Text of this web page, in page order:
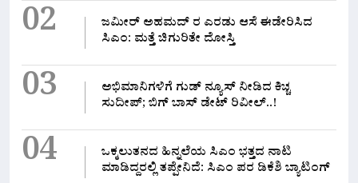
02
ಜಮೀರ್ ಅಹಮದ್ ರ ಎರಡು ಆಸೆ ಈಡೇರಿಸಿದ
ಸಿಎಂ: ಮತ್ತೆ ಚಿಗುರಿತೇ ದೋಸ್ತಿ
03
ಅಭಿಮಾನಿಗಳಿಗೆ ಗುಡ್ ನ್ಯೂಸ್ ನೀಡಿದ ಕಿಚ್ಚ
ಸುದೀಪ್; ಬಿಗ್ ಬಾಸ್ ಡೇಟ್ ರಿವೀಲ್..!
04
ಒಕ್ಕಲುತನದ ಹಿನ್ನಲೆಯ ಸಿಎಂ ಭತ್ತದ ನಾಟಿ
ಮಾಡಿದ್ದರಲ್ಲಿ‌ ತಪ್ಪೇನಿದೆ: ಸಿಎಂ ಪರ ಡಿಕೆಶಿ ಬ್ಯಾಟಿಂಗ್